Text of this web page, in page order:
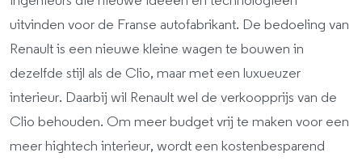
uitvinden voor de Franse autofabrikant. De bedoeling van
Renault is een nieuwe kleine wagen te bouwen in
dezelfde stijl als de Clio, maar met een luxueuzer
interieur. Daarbij wil Renault wel de verkoopprijs van de
Clio behouden. Om meer budget vrij te maken voor een
meer hightech interieur, wordt een kostenbesparend